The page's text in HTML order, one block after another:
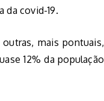
da covid-19.
mais pontuais,
12% da população